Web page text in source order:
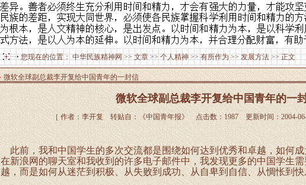
您现在的位置：中华民族精神网>>文章>>个人精神>>有所作为>>发展方法>> 正文
微软全球副总裁李开复给中国青年的一封信
微软全球副总裁李开复给中国青年的一
［ 作者：李开复 转贴自：《中国青年报》 点击数：1987 更新时间：2004-
此前，我和中国学生的多次交流都是围绕如何达到优秀和卓越，如何成
在新浪网的聊天室和我收到的许多电子邮件中，我发现更多的中国学生
越，而是如何从迷茫到积极、从失败到成功、从自卑到自信、从惆怅到